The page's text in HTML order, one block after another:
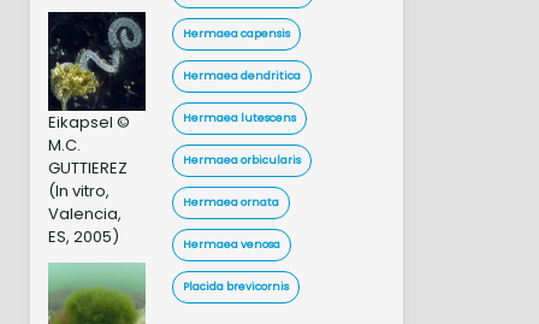
Eikapsel ©
M.C.
GUTTIEREZ
(In vitro,
Valencia,
ES, 2005)
Hermaea capensis
Hermaea dendritica
Hermaea lutescens
Hermaea orbicularis
Hermaea ornata
Hermaea venosa
Placida brevicornis